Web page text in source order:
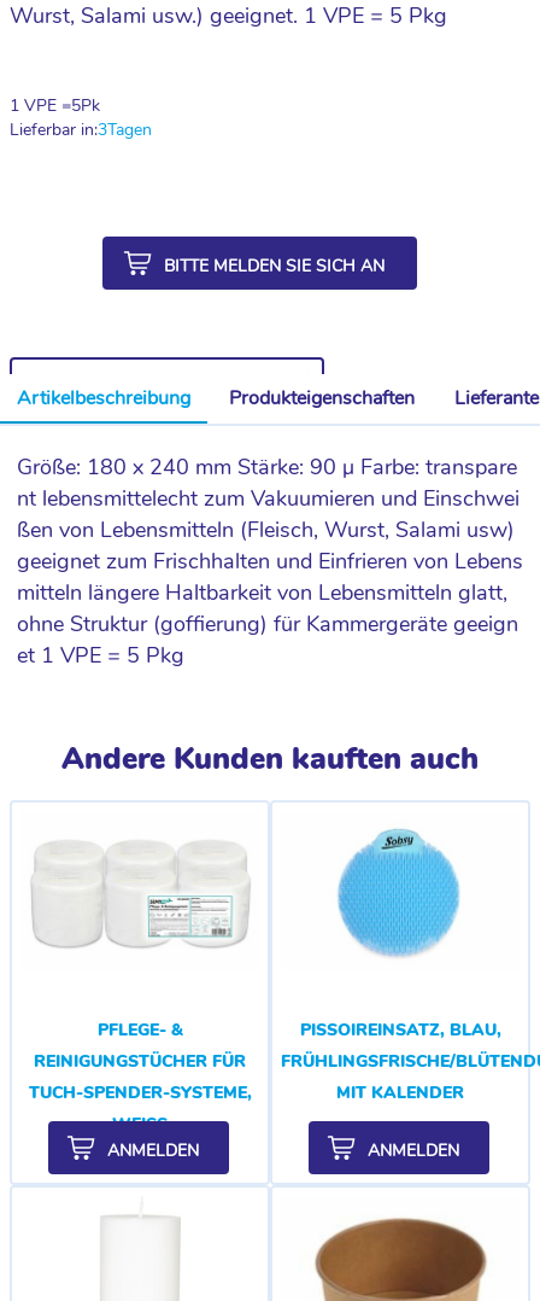
Wurst, Salami usw.) geeignet. 1 VPE = 5 Pkg
1 VPE =5Pk
Lieferbar in:3Tagen
BITTE MELDEN SIE SICH AN
Artikelbeschreibung Produkteigenschaften
Größe: 180 x 240 mm Stärke: 90 µ Farbe: transpare
nt lebensmittelecht zum Vakuumieren und Einschwei
ßen von Lebensmitteln (Fleisch, Wurst, Salami usw)
geeignet zum Frischhalten und Einfrieren von Lebens
mitteln längere Haltbarkeit von Lebensmitteln glatt,
ohne Struktur (goffierung) für Kammergeräte geeign
et 1 VPE = 5 Pkg
Andere Kunden kauften auch
PFLEGE- &
REINIGUNGSTÜCHER FÜR
TUCH-SPENDER-SYSTEME,
WEISS
ANMELDEN
PISSOIREINSATZ, BLAU,
FRÜHLINGSFRISCHE/
MIT KALENDER
ANMELDEN